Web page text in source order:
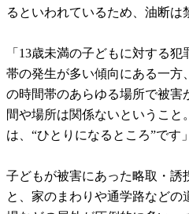
るといわれているため、油断は
「13歳未満の子どもに対する
帯の発生が多い傾向にある一方
の時間帯のあらゆる場所で被害
間や場所は関係ないということ
は、“ひとりになるところ”です
子どもが被害にあった略取・誘
と、家のまわりや通学路など